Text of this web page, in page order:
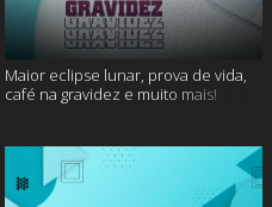
Maior eclipse lunar, prova de vida,
café na gravidez e muito mais!